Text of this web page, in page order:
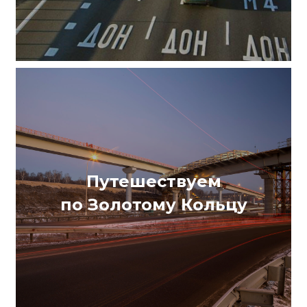
Путешествуем
по Золотому Кольцу
КАРТУ